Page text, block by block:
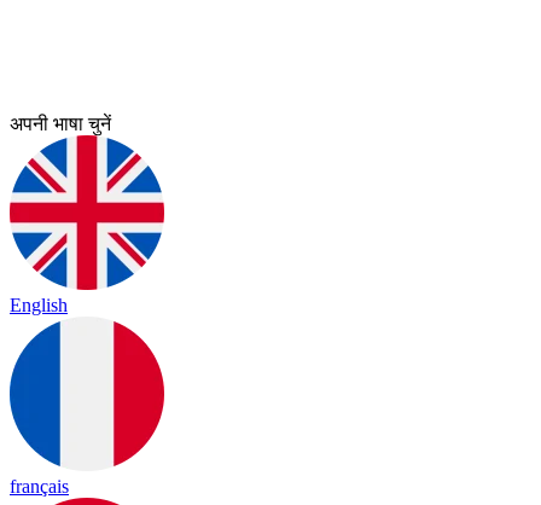
अपनी भाषा चुनें
English
français